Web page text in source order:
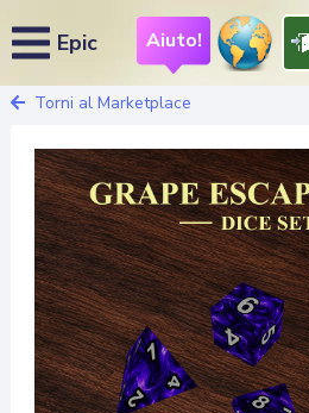
Epic Aiuto!
Torni al Marketplace